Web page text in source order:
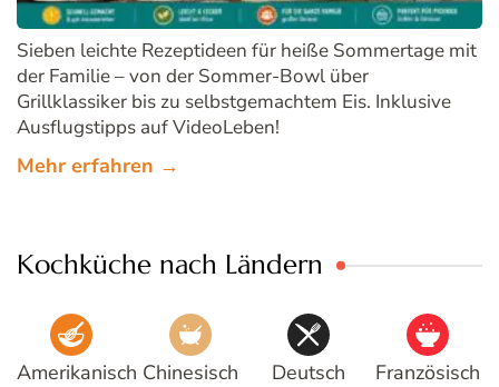
Sieben leichte Rezeptideen für heiße Sommertage mit
der Familie – von der Sommer-Bowl über
Grillklassiker bis zu selbstgemachtem Eis. Inklusive
Ausflugstipps auf VideoLeben!
Mehr erfahren →
Kochküche nach Ländern
Amerikanisch Chinesisch Deutsch Französisch